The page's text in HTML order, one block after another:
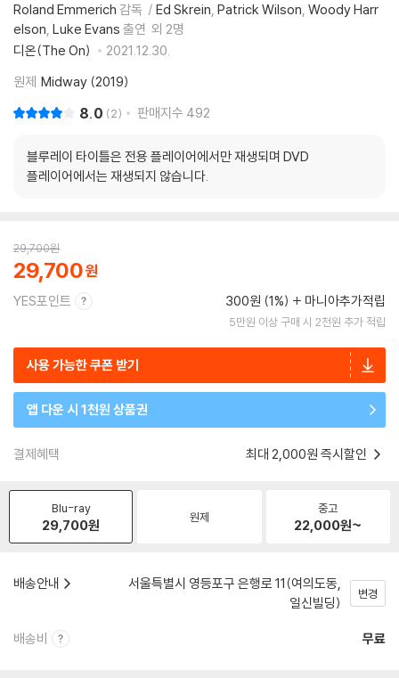
Roland Emmerich 감독 Ed Skrein Patrick Wilson Woody Harr
elson Luke Evans 출연 외 2명
디온(The On)
2021.12.30.
원제 Midway (2019)
8.0 2 판매지수 492
블루레이 타이틀은 전용 플레이어에서만 재생되며 DVD
플레이어에서는 재생되지 않습니다.
29,700원
29,700
YES포인트 300원 (1%) 마니아추가적립
5만원 이상 구매 시 2천원 추가 적립
사용 가능한 쿠폰 받기
앱 다운 시 1천원 상품권
결제혜택 최대 2,000원 즉시할인
Blu-ray
29,700원 원제
중고
22,000원~
배송안내
서울특별시 영등포구 은행로 11(여의도동,
일신빌딩)
변경
배송비 무료